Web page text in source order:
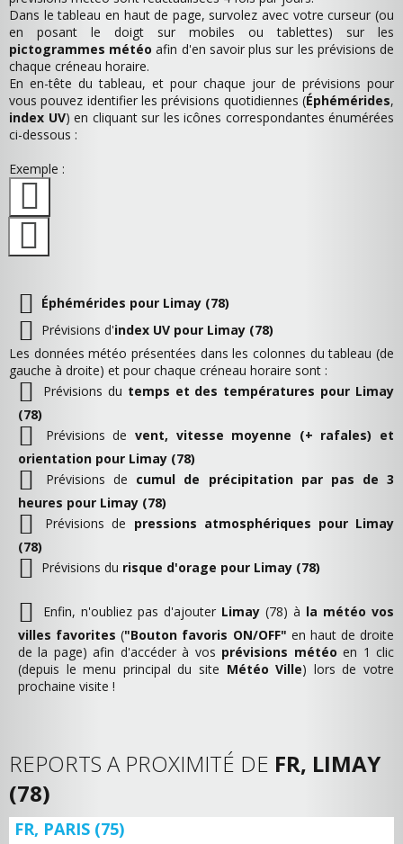
Dans le tableau en haut de page, survolez avec votre curseur (ou
en posant le doigt sur mobiles ou tablettes) sur les
pictogrammes météo afin d'en savoir plus sur les prévisions de
chaque créneau horaire.
En en-tête du tableau, et pour chaque jour de prévisions pour
vous pouvez identifier les prévisions quotidiennes (Éphémérides,
index UV) en cliquant sur les icônes correspondantes énumérées
ci-dessous :
Exemple :
Éphémérides pour Limay (78)
Prévisions d'index UV pour Limay (78)
Les données météo présentées dans les colonnes du tableau (de
gauche à droite) et pour chaque créneau horaire sont :
Prévisions du temps et des températures pour Limay
(78)
Prévisions de vent, vitesse moyenne (+ rafales) et
orientation pour Limay (78)
Prévisions de cumul de précipitation par pas de 3
heures pour Limay (78)
Prévisions de pressions atmosphériques pour Limay
(78)
Prévisions du risque d'orage pour Limay (78)
Enfin, n'oubliez pas d'ajouter Limay (78) à la météo vos
villes favorites ("Bouton favoris ON/OFF" en haut de droite
de la page) afin d'accéder à vos prévisions météo en 1 clic
(depuis le menu principal du site Météo Ville) lors de votre
prochaine visite !
REPORTS A PROXIMITÉ DE FR, LIMAY
(78)
FR, PARIS (75)